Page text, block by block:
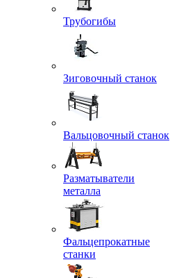
Трубогибы
Зиговочный станок
Вальцовочный станок
Разматыватели
металла
Фальцепрокатные
станки